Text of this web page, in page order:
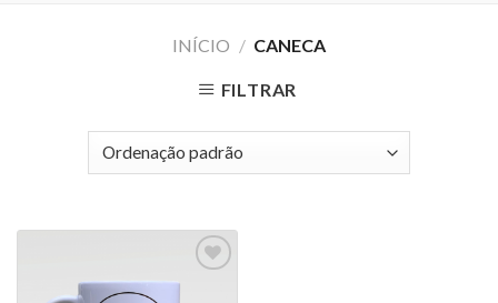
INÍCIO / CANECA
FILTRAR
Adicionar